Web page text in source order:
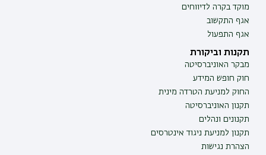
מוקד בקרה לדיווחים
אגף התקשוב
אגף התפעול
תקנות וביקורת
מבקר האוניברסיטה
חוק חופש המידע
החוק למניעת הטרדה מינית
תקנון האוניברסיטה
תקנונים ונהלים
תקנון למניעת ניגוד אינטרסים
הצהרת נגישות